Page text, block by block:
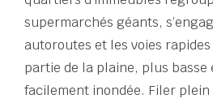
supermarchés géants,
autoroutes et les voies
partie de la plaine, plus basse
facilement inondée. Filer plein